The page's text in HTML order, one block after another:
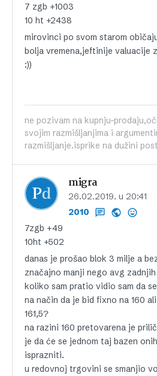
7 zgb +1003
10 ht +2438
mirovinci po svom starom
bolja vremena,jeftinije valuacije
:))
ne pozivam na kupnju-
svojim razmišljanjima i
razmišljanje.isprike na dužini
migra
26.02.2019. u 20:41
2010
7zgb +49
10ht +502
danas je prošao blok 3 milje a
značajno manji nego avg zadnjih
koliko sam pratio vidio sam da
na način da je bid fixno na 160
161,5?
na razini 160 pretovarena je
je da će se jednom taj bazen
isprazniti.
u redovnoj trgovini se smanjio